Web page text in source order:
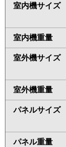
室内機サイズ
室内機重量
室外機サイズ
室外機重量
パネルサイズ
パネル重量